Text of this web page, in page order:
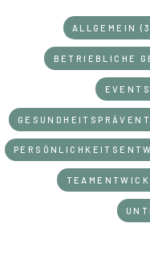
ALLGEMEIN
BETRIEBLICHE